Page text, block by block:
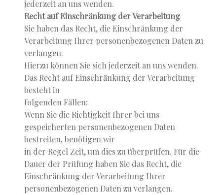
jederzeit an uns wenden.
Recht auf Einschränkung der Verarbeitung
Sie haben das Recht, die Einschränkung der
Verarbeitung Ihrer personenbezogenen Daten zu
verlangen.
Hierzu können Sie sich jederzeit an uns wenden.
Das Recht auf Einschränkung der Verarbeitung
besteht in
folgenden Fällen:
Wenn Sie die Richtigkeit Ihrer bei uns
gespeicherten personenbezogenen Daten
bestreiten, benötigen wir
in der Regel Zeit, um dies zu überprüfen. Für die
Dauer der Prüfung haben Sie das Recht, die
Einschränkung der Verarbeitung Ihrer
personenbezogenen Daten zu verlangen.